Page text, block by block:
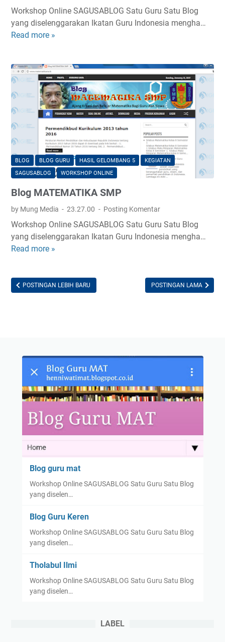
Workshop Online SAGUSABLOG Satu Guru Satu Blog
yang diselenggarakan Ikatan Guru Indonesia mengha…
Read more »
g
G
u
r
u
B
a
h
a
s
a
d
o
s
i
BLOG BLOG GURU HASIL GELOMBANG 5
KEGIATAN
SAGUSABLOG
WORKSHOP ONLINE
Blog MATEMATIKA SMP
by Mung Media 23.27.00 Posting Komentar
Workshop Online SAGUSABLOG Satu Guru Satu Blog
yang diselenggarakan Ikatan Guru Indonesia mengha…
Read more »
g
A
T
I
K
S
M
POSTINGAN LEBIH BARU POSTINGAN LAMA
Blog guru mat
Workshop Online SAGUSABLOG Satu Guru Satu Blog
yang diselen…
Blog Guru Keren
Workshop Online SAGUSABLOG Satu Guru Satu Blog
yang diselen…
Tholabul Ilmi
Workshop Online SAGUSABLOG Satu Guru Satu Blog
yang diselen…
LABEL